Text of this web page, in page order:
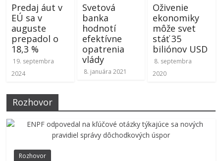
Predaj áut v
EÚ sa v
auguste
prepadol o
18,3 %
19. septembra
2024
Svetová
banka
hodnotí
efektívne
opatrenia
vlády
8. januára 2021
Oživenie
ekonomiky
môže svet
stáť 35
biliónov USD
8. septembra
2020
Rozhovor
Rozhovor